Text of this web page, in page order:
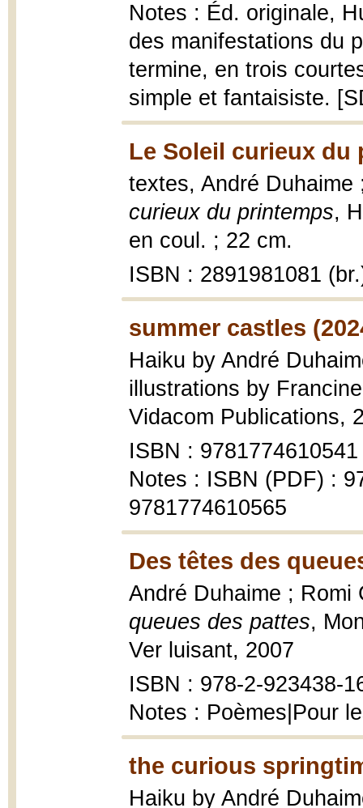
Notes : Éd. originale,
des manifestations du
termine, en trois
simple et fantaisiste.
Le Soleil curieux du
textes, André
curieux du printemps,
en coul. ; 22 cm.
ISBN : 2891981081
summer castles
Haiku by André
illustrations by
Vidacom Publications,
ISBN : 9781774610541
Notes : ISBN (PDF) :
9781774610565
Des têtes des
André Duhaime ;
queues des pattes,
Ver luisant, 2007
ISBN : 978-2-923438-
Notes : Poèmes|Pour
the curious
Haiku by André